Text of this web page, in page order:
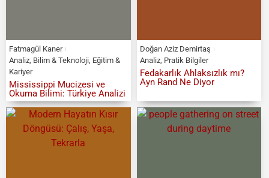
Fatmagül Kaner
Analiz, Bilim & Teknoloji, Eğitim &
Kariyer
Mississippi Mucizesi ve
Okuma Bilimi: Türkiye Analizi
Doğan Aziz Demirtaş
Analiz, Pratik Bilgiler
Fedakarlık Ahlaksızlık mı?
Ayn Rand Ne Diyor